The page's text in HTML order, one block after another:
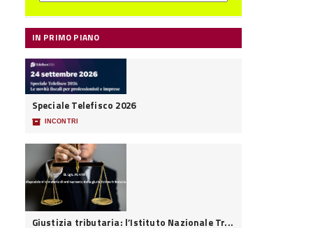
IN PRIMO PIANO
Speciale Telefisco 2026
📦 INCONTRI
Giustizia tributaria: l’Istituto Nazionale Tr...